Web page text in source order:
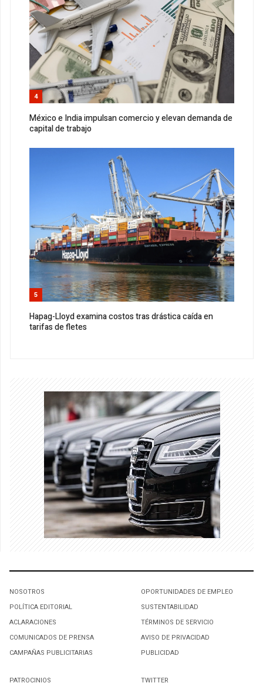
4
México e India impulsan comercio y elevan demanda de
capital de trabajo
5
Hapag-Lloyd examina costos tras drástica caída en
tarifas de fletes
NOSOTROS
POLÍTICA EDITORIAL
ACLARACIONES
COMUNICADOS DE PRENSA
CAMPAÑAS PUBLICITARIAS
OPORTUNIDADES DE EMPLEO
SUSTENTABILIDAD
TÉRMINOS DE SERVICIO
AVISO DE PRIVACIDAD
PUBLICIDAD
PATROCINIOS
TWITTER